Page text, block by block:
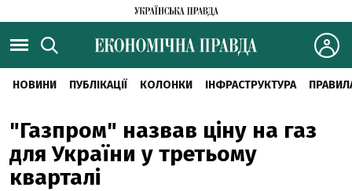
НОВИНИ ПУБЛІКАЦІЇ КОЛОНКИ ІНФРАСТРУКТУРА
"Газпром" назвав ціну на газ
для України у третьому
кварталі